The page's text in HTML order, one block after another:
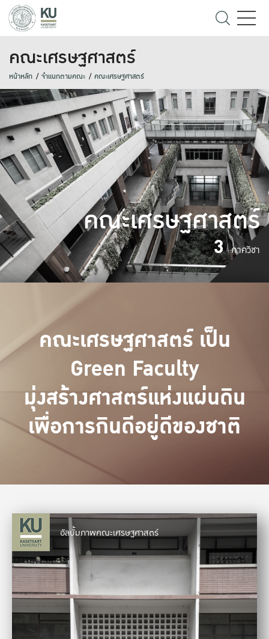
คณะเศรษฐศาสตร์
หน้าหลัก จำแนกตามคณะ คณะเศรษฐศาสตร์
คณะเศรษฐศาสตร์
3 ภาควิชา
คณะเศรษฐศาสตร์ เป็น
Green Faculty
มุ่งสร้างศาสตร์แห่งแผ่นดิน
เพื่อการกินดีอยู่ดีของชาติ
อัลบั้มภาพคณะเศรษฐศาสตร์